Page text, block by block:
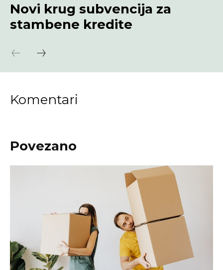
Novi krug subvencija za
stambene kredite
Komentari
Povezano